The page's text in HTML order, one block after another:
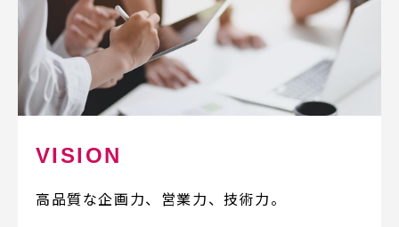
VISION
高品質な企画力、営業力、技術力。